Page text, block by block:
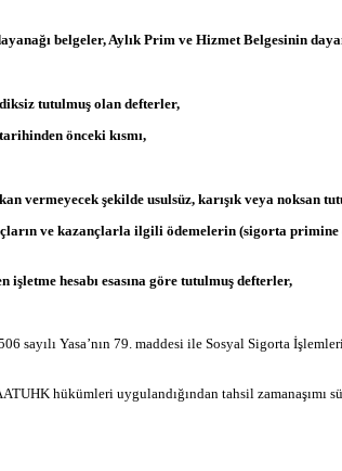
belgeler, Aylık Prim ve Hizmet Belgesinin
tutulmuş olan defterler,
önceki kısmı,
vermeyecek şekilde usulsüz, karışık veya noksan
ve kazançlarla ilgili ödemelerin (sigorta
hesabı esasına göre tutulmuş defterler,
Yasa’nın 79. maddesi ile Sosyal Sigorta
hükümleri uygulandığından tahsil zamanaşımı